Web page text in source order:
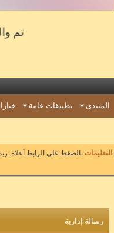
تم
المنتدى تطبيقات عامة
التعليمات بالضغط على الرابط أعلاه.
رسالة إدارية